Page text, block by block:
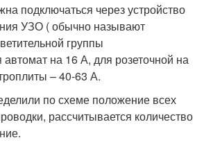
подключаться через устройство
УЗО ( обычно называют
группы
автомат на 16 А, для розеточной на
– 40-63 А.
по схеме положение всех
рассчитывается количество